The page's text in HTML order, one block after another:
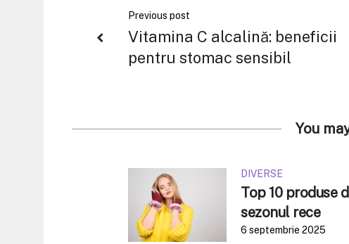
Previous post
Vitamina C alcalină: beneficii
pentru stomac sensibil
You
DIVERSE
Top 10 produse
sezonul rece
6 septembrie 2025